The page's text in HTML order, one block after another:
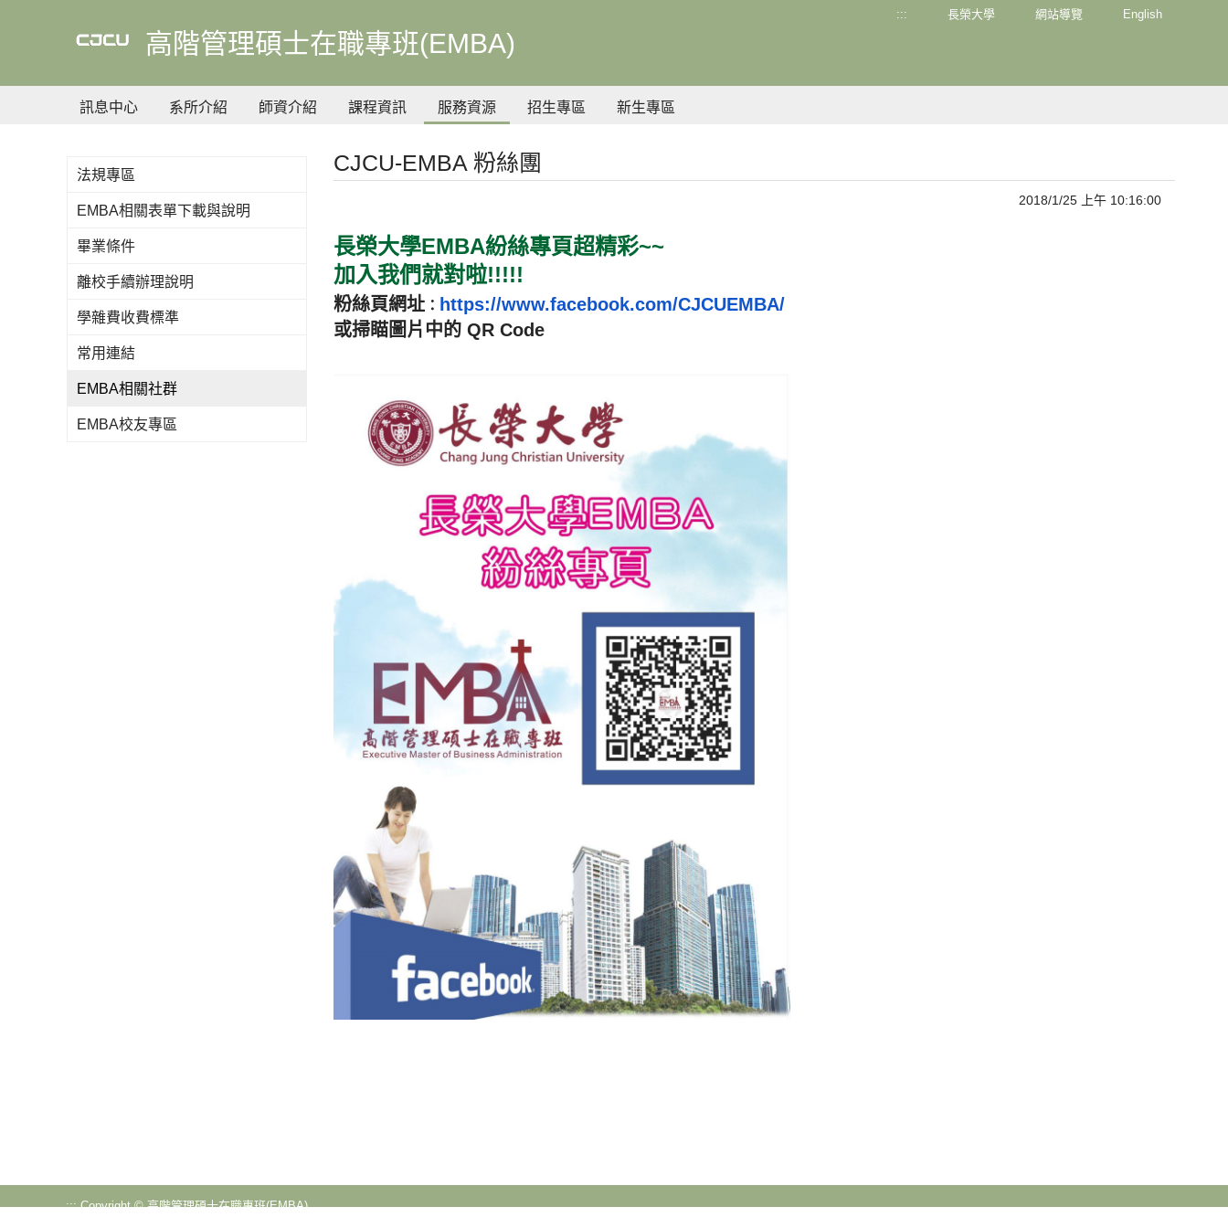
要
容
高階管理碩士在職專班(EMBA)
::: 長榮大學 網站導覽 English
訊息中心 系所介紹 師資介紹 課程資訊 服務資源 招生專區 新生專區
CJCU-EMBA 粉絲團
2018/1/25 上午 10:16:00
長榮大學EMBA紛絲專頁超精彩~~
加入我們就對啦!!!!!
粉絲頁網址 ： https://www.facebook.com/CJCUEMBA/
或掃瞄圖片中的 QR Code
法規專區
EMBA相關表單下載與說明
畢業條件
離校手續辦理說明
學雜費收費標準
常用連結
EMBA相關社群
EMBA校友專區
:::Copyright © 高階管理碩士在職專班(EMBA)